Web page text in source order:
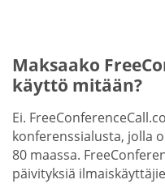
Maksaako
käyttö mitään?
Ei.
konferenssialusta, jolla
80 maassa.
päivityksiä